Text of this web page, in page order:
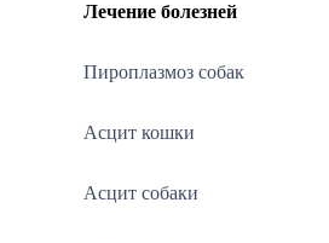
Лечение болезней
Пироплазмоз собак
Асцит кошки
Асцит собаки